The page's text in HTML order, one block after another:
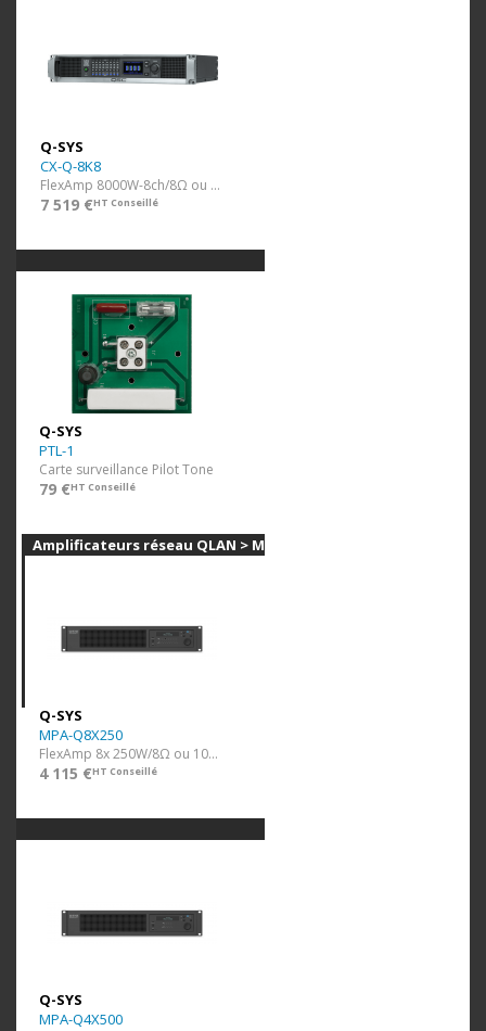
Q-SYS
CX-Q-8K8
FlexAmp 8000W-8ch/8Ω ou 100V (Q-Lan)
7 519 €HT Conseillé
Q-SYS
PTL-1
Carte surveillance Pilot Tone
79 €HT Conseillé
Amplificateurs réseau QLAN > MPA-Q
Q-SYS
MPA-Q8X250
FlexAmp 8x 250W/8Ω ou 100V Q-Lan, Analog, PoE, GPIO
4 115 €HT Conseillé
Q-SYS
MPA-Q4X500